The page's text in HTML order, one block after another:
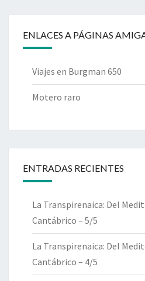
ENLACES A PÁGINAS
Viajes en Burgman 650
Motero raro
ENTRADAS RECIENTES
La Transpirenaica: Del
Cantábrico – 5/5
La Transpirenaica: Del
Cantábrico – 4/5